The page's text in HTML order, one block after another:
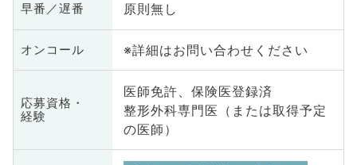
早番／遅番 原則無し
オンコール ※詳細はお問い合わせください
応募資格・
経験
医師免許、保険医登録済
整形外科専門医（または取得予定
の医師）